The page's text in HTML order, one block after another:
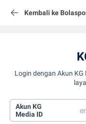
Kembali ke
Login dengan Akun
Akun KG
Media ID